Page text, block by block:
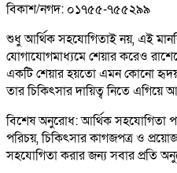
বিকাশ/নগদ: ০১৭৫৫-৭৫৫২৯৯
শুধু আর্থিক সহযোগিতাই নয়, এই
যোগাযোগমাধ্যমে শেয়ার করেও
একটি শেয়ার হয়তো এমন কোনো
তার চিকিৎসার দায়িত্ব নিতে এগিয়ে
বিশেষ অনুরোধ: আর্থিক সহযোগিতা
পরিচয়, চিকিৎসার কাগজপত্র ও
সহযোগিতা করার জন্য সবার প্রতি